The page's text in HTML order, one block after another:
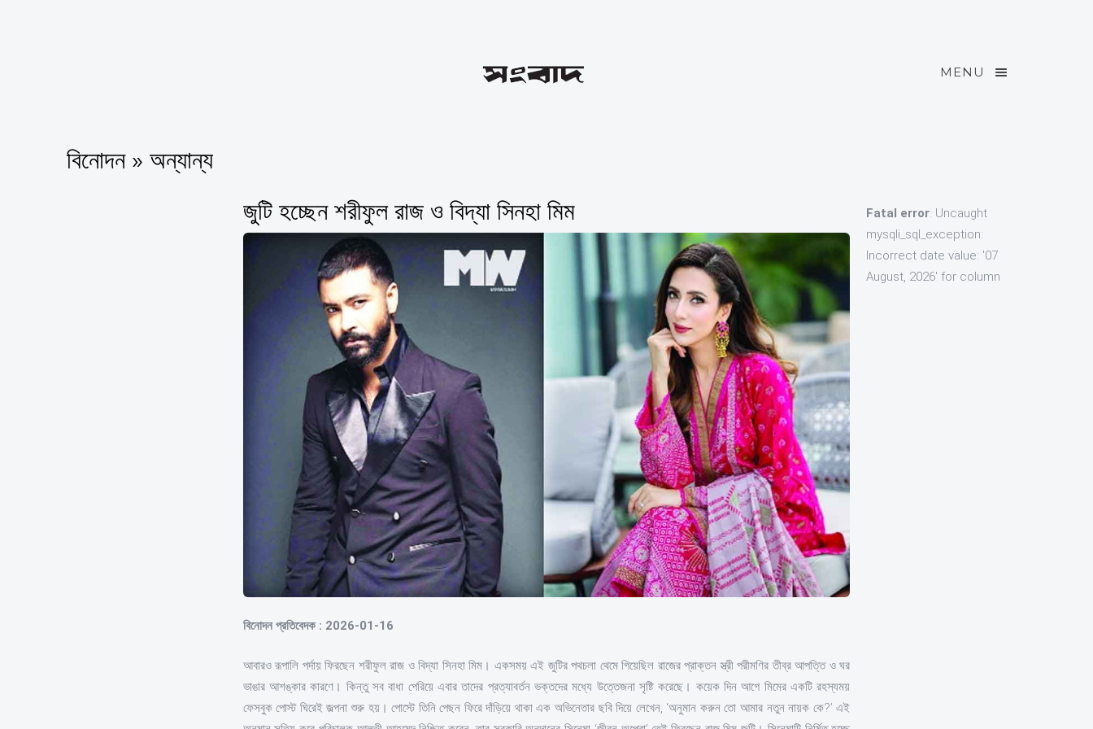
MENU
বিনোদন » অন্যান্য
জুটি হচ্ছেন শরীফুল রাজ ও বিদ্যা সিনহা মিম
বিনোদন প্রতিবেদক : 2026-01-16
আবারও রূপালি পর্দায় ফিরছেন শরীফুল রাজ ও বিদ্যা সিনহা মিম। একসময় এই জুটির পথচলা থেমে গিয়েছিল রাজের প্রাক্তন স্ত্রী পরীমণির তীব্র আপত্তি ও ঘর
ভাঙার আশঙ্কার কারণে। কিন্তু সব বাধা পেরিয়ে এবার তাদের প্রত্যাবর্তন ভক্তদের মধ্যে উত্তেজনা সৃষ্টি করেছে। কয়েক দিন আগে মিমের একটি রহস্যময়
ফেসবুক পোস্ট ঘিরেই জল্পনা শুরু হয়। পোস্টে তিনি পেছন ফিরে দাঁড়িয়ে থাকা এক অভিনেতার ছবি দিয়ে লেখেন, ‘অনুমান করুন তো আমার নতুন নায়ক কে?’ এই
Fatal error: Uncaught
mysqli_sql_exception:
Incorrect date value: '07
August, 2026' for column